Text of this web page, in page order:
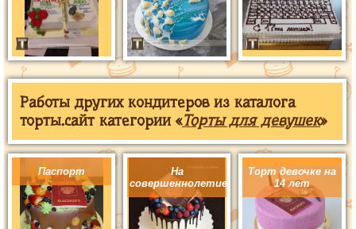
Работы других кондитеров из каталога
торты.сайт категории «Торты для девушек»
Паспорт
На
совершеннолетие
Торт девочке на
14 лет